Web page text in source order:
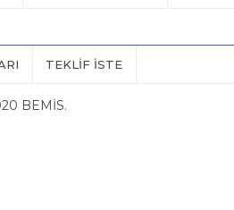
TEKLIF İSTE
BEMİS.